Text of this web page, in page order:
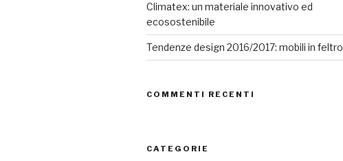
Climatex: un materiale innovativo ed
ecosostenibile
Tendenze design 2016/2017: mobili in feltro
COMMENTI RECENTI
CATEGORIE